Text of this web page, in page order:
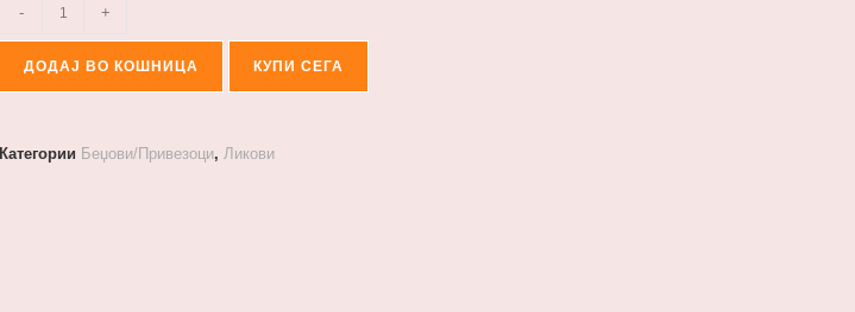
- +
ДОДАЈ ВО КОШНИЦА КУПИ СЕГА
Категории Беџови/Привезоци, Ликови